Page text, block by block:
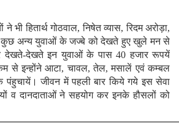
भी हितार्थ गोठवाल, निषेत व्यास, रिदम अरोड़ा,
कुछ अन्य युवाओं के जज्बे को देखते हुए खुले मन से
देखते-देखते इन युवाओं के पास 40 हजार रूपयें
से इन्होंने आटा, चावल, तेल, मसालें एवं कम्बल
जीवन में पहली बार किये गये इस सेवा
व दानदाताओं ने सहयोग कर इनके हौसलों को